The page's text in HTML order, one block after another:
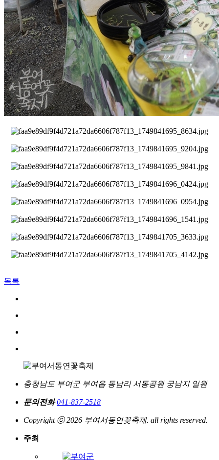
목록
충청남도 부여군 부여읍 동남리 서동공원 궁남지 일원
문의전화 041-837-2518
Copyright ⓒ 2026 부여서동연꽃축제. all rights reserved.
주최